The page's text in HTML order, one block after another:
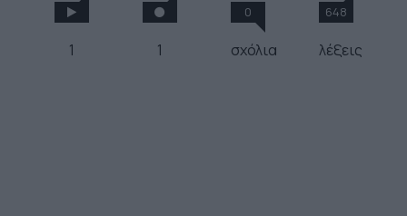
1 1
0
σχόλια
648
λέξεις